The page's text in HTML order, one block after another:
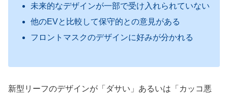
未来的なデザインが一部で受け入れられていない
他のEVと比較して保守的との意見がある
フロントマスクのデザインに好みが分かれる
新型リーフのデザインが「ダサい」あるいは「カッコ悪